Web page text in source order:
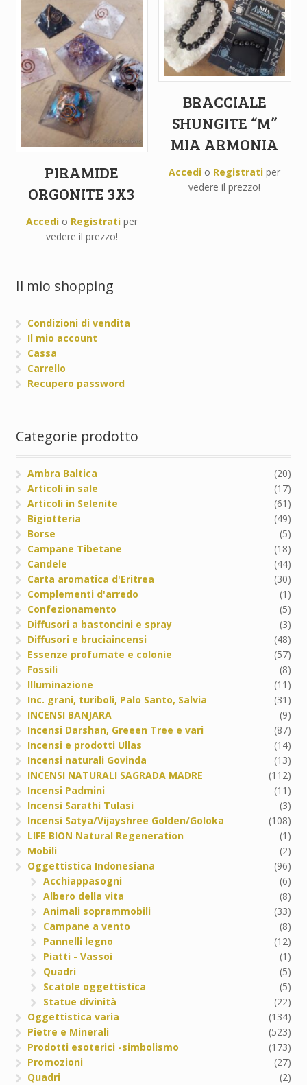
PIRAMIDE
ORGONITE 3X3
Accedio Registratiper
vedere il prezzo!
BRACCIALE
SHUNGITE “M”
MIA ARMONIA
Accedi o Registrati per
vedere il prezzo!
Il mio shopping
Condizioni di vendita
Il mio account
Cassa
Carrello
Recupero password
Categorie prodotto
Ambra Baltica
(20)
Articoli in sale
(17)
Articoli in Selenite
(61)
Bigiotteria
(49)
Borse
(5)
Campane Tibetane
(18)
Candele
(44)
Carta aromatica d'Eritrea
(30)
Complementi d'arredo
(1)
Confezionamento
(5)
Diffusori a bastoncini e spray
(3)
Diffusori e bruciaincensi
(48)
Essenze profumate e colonie
(57)
Fossili
(8)
Illuminazione
(11)
Inc. grani, turiboli, Palo Santo, Salvia
(31)
INCENSI BANJARA
(9)
Incensi Darshan, Greeen Tree e vari
(87)
Incensi e prodotti Ullas
(14)
Incensi naturali Govinda
(13)
INCENSI NATURALI SAGRADA MADRE
(112)
Incensi Padmini
(11)
Incensi Sarathi Tulasi
(3)
Incensi Satya/Vijayshree Golden/Goloka
(108)
LIFE BION Natural Regeneration
(1)
Mobili
(2)
Oggettistica Indonesiana
(96)
Acchiappasogni
(6)
Albero della vita
(8)
Animali soprammobili
(33)
Campane a vento
(8)
Pannelli legno
(12)
Piatti - Vassoi
(1)
Quadri
(5)
Scatole oggettistica
(5)
Statue divinità
(22)
Oggettistica varia
(134)
Pietre e Minerali
(523)
Prodotti esoterici -simbolismo
(173)
Promozioni
(27)
Quadri
(2)